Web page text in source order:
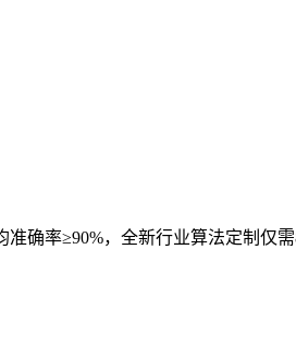
确率≥90%，全新行业算法定制仅